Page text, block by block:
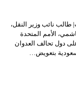
طالب نائب وزير النقل،
الأمم المتحدة
دول تحالف العدوان
بتعويض…